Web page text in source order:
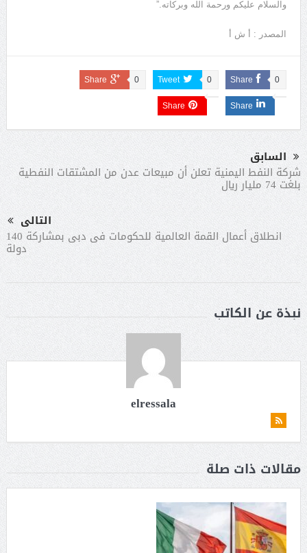
والسلام عليكم ورحمة الله وبركاته.”
المصدر : أ ش أ
Share 0
Tweet 0
Share 0
Share
Share
السابق
شركة النفط اليمنية تعلن أن مبيعات عدن من المشتقات النفطية
بلغت 74 مليار ريال
التالى
انطلاق أعمال القمة العالمية للحكومات فى دبى بمشاركة 140
دولة
نبذة عن الكاتب
elressala
مقالات ذات صلة